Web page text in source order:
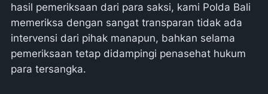
hasil pemeriksaan dari para saksi, kami Polda Bali
memeriksa dengan sangat transparan tidak ada
intervensi dari pihak manapun, bahkan selama
pemeriksaan tetap didampingi penasehat hukum
para tersangka.